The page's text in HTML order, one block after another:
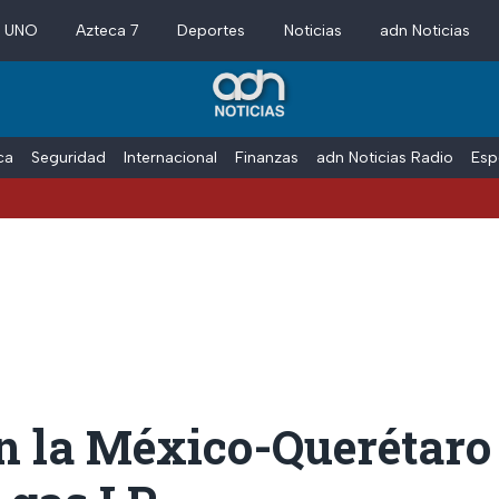
Azteca 7 Deportes Noticias adn Noticias
Seguridad Internacional Finanzas adn Noticias Radio
la México-